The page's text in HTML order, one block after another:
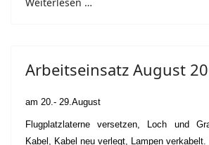
Arbeitseinsatz August
am 20.- 29.August
Flugplatzlaterne versetzen, Loch und
Kabel, Kabel neu verlegt, Lampen verkabelt.